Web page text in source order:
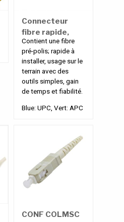
Connecteur
fibre rapide,
sans polissage
et sans colle,
usage direct
sur le terrain
Contient une fibre
pré-polis; rapide à
installer, usage sur le
terrain avec des
outils simples, gain
de temps et fiabilité.
Blue: UPC, Vert: APC
CONF COLMSC